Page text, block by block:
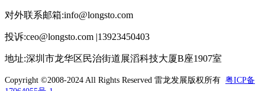
对外联系邮箱:info@longsto.com
投诉:ceo@longsto.com |13923450403
地址:深圳市龙华区民治街道展滔科技大厦B座1907室
Copyright ©2008-2024 All Rights Reserved 雷龙发展版权所有 粤ICP备